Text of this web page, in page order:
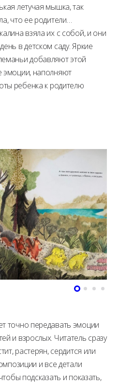
летучая мышка, так
что ее родители…
взяла их с собой, и они
в детском саду. Яркие
добавляют этой
эмоции, наполняют
ребенка к родителю
точно передавать эмоции
и взрослых. Читатель сразу
растерян, сердится или
и все детали
подсказать и показать,